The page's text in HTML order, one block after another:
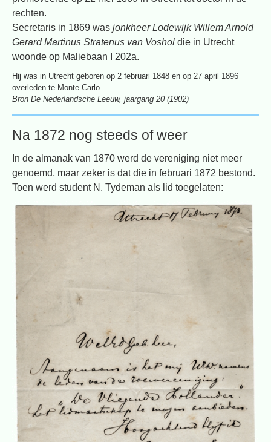
rechten.
Secretaris in 1869 was jonkheer Lodewijk Willem Arnold
Gerard Martinus Stratenus van Voshol die in Utrecht
woonde op Maliebaan I 202a.
Hij was in Utrecht geboren op 2 februari 1848 en op 27 april 1896
overleden te Monte Carlo.
Bron De Nederlandsche Leeuw, jaargang 20 (1902)
Na 1872 nog steeds of weer
In de almanak van 1870 werd de vereniging niet meer
genoemd, maar zeker is dat die in februari 1872 bestond.
Toen werd student N. Tydeman als lid toegelaten: